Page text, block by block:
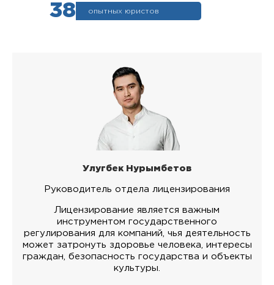
38 опытных юристов
Улугбек Нурымбетов
Руководитель отдела лицензирования
Лицензирование является важным
инструментом государственного
регулирования для компаний, чья деятельность
может затронуть здоровье человека, интересы
граждан, безопасность государства и объекты
культуры.